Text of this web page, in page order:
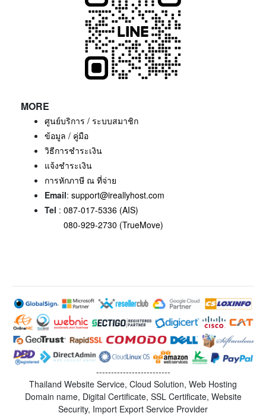
MORE
ศูนย์บริการ / ระบบสมาชิก
ข้อมูล / คู่มือ
วิธีการชำระเงิน
แจ้งชำระเงิน
การหักภาษี ณ ที่จ่าย
Email: support@ireallyhost.com
Tel : 087-017-5336 (AIS)
080-929-2730 (TrueMove)
-------------------------
Thailand Website Service, Cloud Solution, Web Hosting
Domain name, Digital Certificate, SSL Certificate, Website
Security, Import Export Service Provider